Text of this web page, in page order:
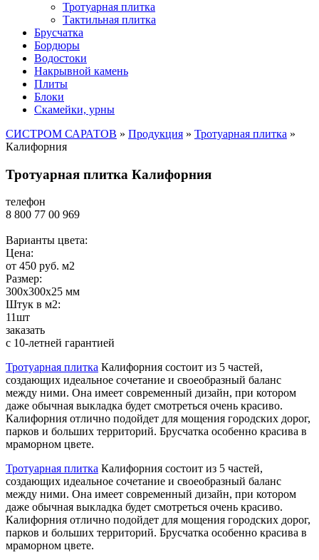
Тротуарная плитка
Тактильная плитка
Брусчатка
Бордюры
Водостоки
Накрывной камень
Плиты
Блоки
Скамейки, урны
СИСТРОМ САРАТОВ » Продукция » Тротуарная плитка »
Калифорния
Тротуарная плитка Калифорния
телефон
8 800 77 00 969
Варианты цвета:
Цена:
от 450 руб. м2
Размер:
300х300х25 мм
Штук в м2:
11шт
заказать
с 10-летней гарантией
Тротуарная плитка Калифорния состоит из 5 частей,
создающих идеальное сочетание и своеобразный баланс
между ними. Она имеет современный дизайн, при котором
даже обычная выкладка будет смотреться очень красиво.
Калифорния отлично подойдет для мощения городских дорог,
парков и больших территорий. Брусчатка особенно красива в
мраморном цвете.
Тротуарная плитка Калифорния состоит из 5 частей,
создающих идеальное сочетание и своеобразный баланс
между ними. Она имеет современный дизайн, при котором
даже обычная выкладка будет смотреться очень красиво.
Калифорния отлично подойдет для мощения городских дорог,
парков и больших территорий. Брусчатка особенно красива в
мраморном цвете.